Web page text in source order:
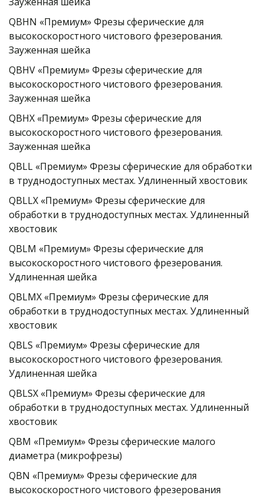
QBHN «Премиум» Фрезы сферические для
высокоскоростного чистового фрезерования.
Зауженная шейка
QBHV «Премиум» Фрезы сферические для
высокоскоростного чистового фрезерования.
Зауженная шейка
QBHX «Премиум» Фрезы сферические для
высокоскоростного чистового фрезерования.
Зауженная шейка
QBLL «Премиум» Фрезы сферические для обработки
в труднодоступных местах. Удлиненный хвостовик
QBLLX «Премиум» Фрезы сферические для
обработки в труднодоступных местах. Удлиненный
хвостовик
QBLM «Премиум» Фрезы сферические для
высокоскоростного чистового фрезерования.
Удлиненная шейка
QBLMX «Премиум» Фрезы сферические для
обработки в труднодоступных местах. Удлиненный
хвостовик
QBLS «Премиум» Фрезы сферические для
высокоскоростного чистового фрезерования.
Удлиненная шейка
QBLSX «Премиум» Фрезы сферические для
обработки в труднодоступных местах. Удлиненный
хвостовик
QBM «Премиум» Фрезы сферические малого
диаметра (микрофрезы)
QBN «Премиум» Фрезы сферические для
высокоскоростного чистового фрезерования